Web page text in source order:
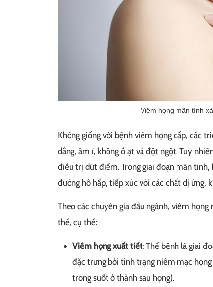
Viêm họng mãn tính
Không giống với bệnh viêm họng cấp, các
dẳng, âm ỉ, không ồ ạt và đột ngột. Tuy
điều trị dứt điểm. Trong giai đoạn mãn
đường hô hấp, tiếp xúc với các chất dị ứng,
Theo các chuyên gia đầu ngành, viêm
thể, cụ thể:
Viêm họng xuất tiết: Thể bệnh là giai
đặc trưng bởi tình trạng niêm mạc
trong suốt ở thành sau họng).